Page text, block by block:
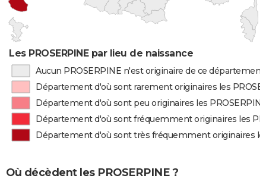
Les PROSERPINE par lieu de naissance
Aucun PROSERPINE n'est originaire de ce département
Département d'où sont rarement originaires les
Département d'où sont peu originaires les
Département d'où sont fréquemment originaires les
Département d'où sont très fréquemment originaires
Où décèdent les PROSERPINE ?